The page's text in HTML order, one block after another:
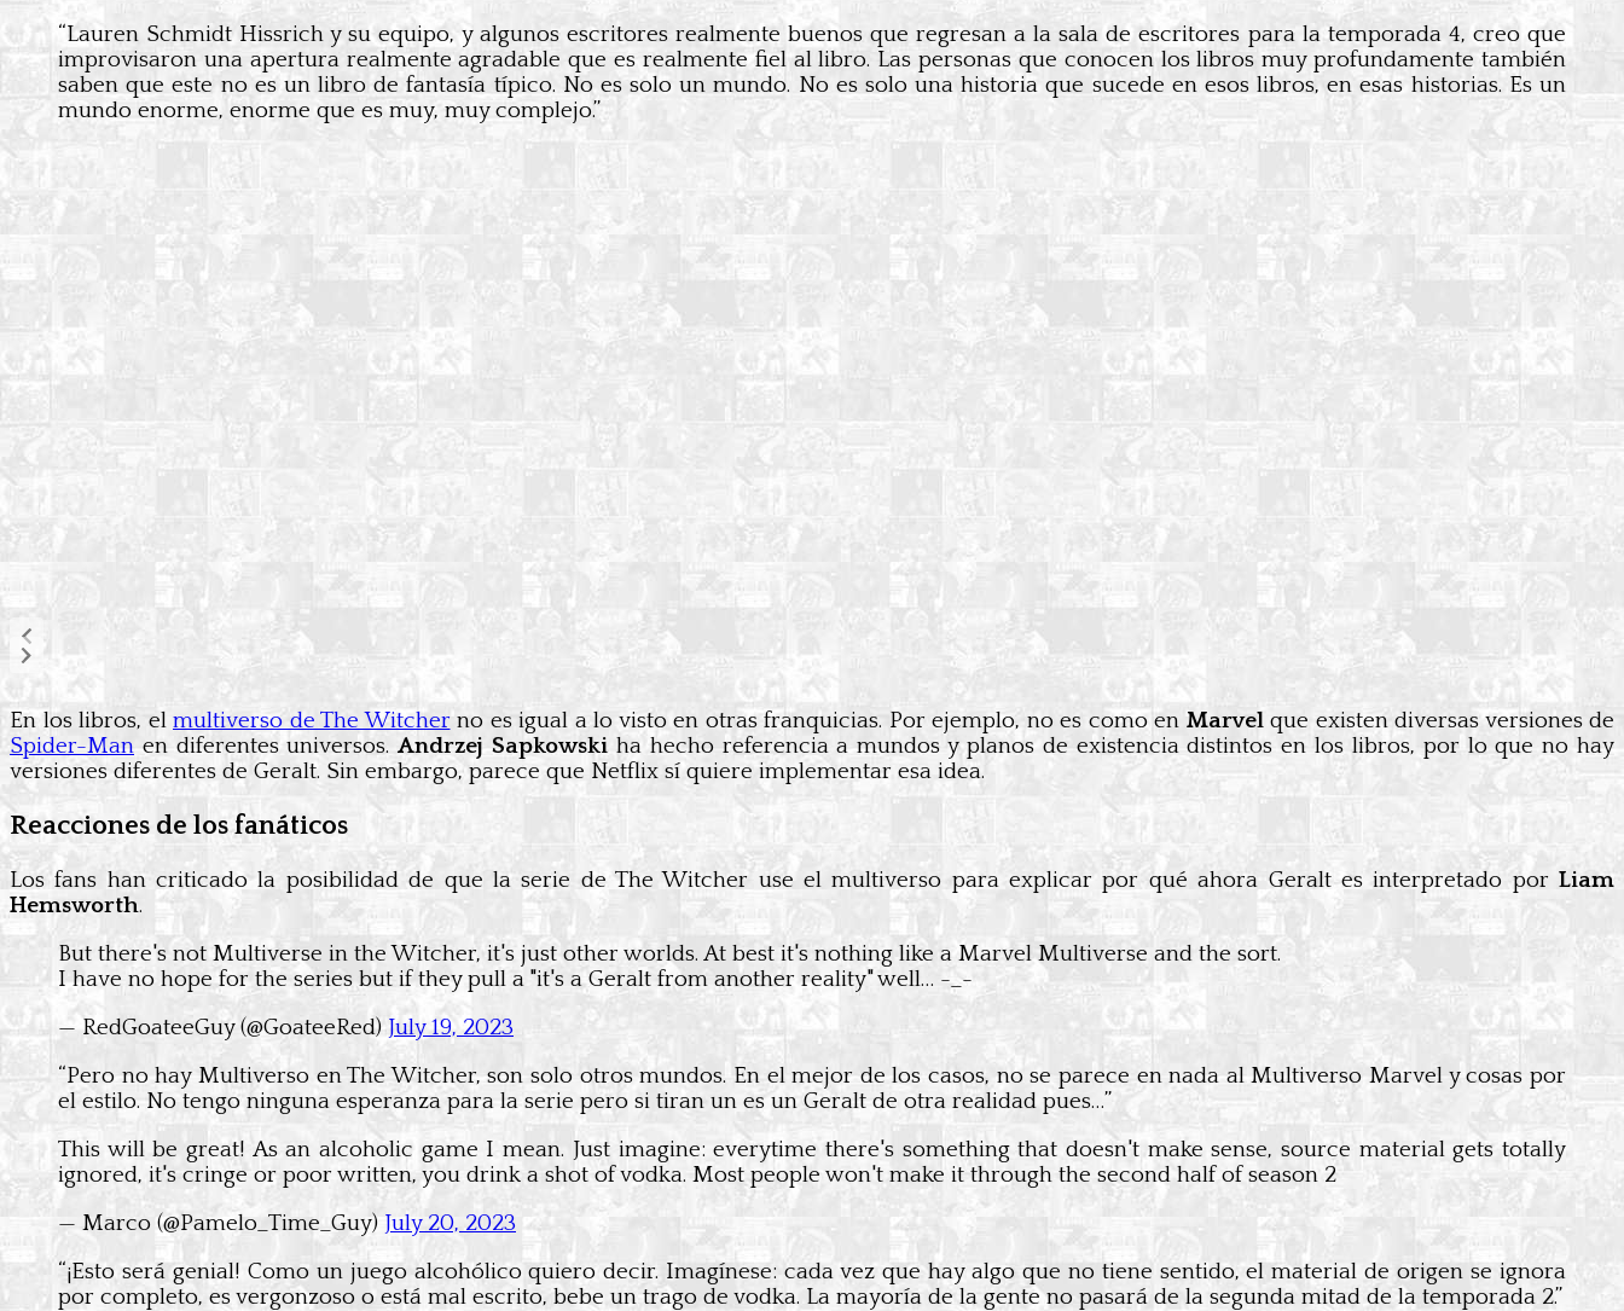
“Lauren Schmidt Hissrich y su equipo, y algunos escritores realmente buenos que regresan a la sala de escritores para la temporada 4, creo que
improvisaron una apertura realmente agradable que es realmente fiel al libro. Las personas que conocen los libros muy profundamente también
saben que este no es un libro de fantasía típico. No es solo un mundo. No es solo una historia que sucede en esos libros, en esas historias. Es un
mundo enorme, enorme que es muy, muy complejo.”
En los libros, el multiverso de The Witcherno es igual a lo visto en otras franquicias. Por ejemplo, no es como en Marvelque existen diversas versiones de
Spider-Manen diferentes universos.Andrzej Sapkowski ha hecho referencia a mundos y planos de existencia distintos en los libros, por lo que no hay
versiones diferentes de Geralt. Sin embargo, parece que Netflix sí quiere implementar esa idea.
Reacciones de los fanáticos
Los fans han criticado la posibilidad de que la serie de The Witcher use el multiverso para explicar por qué ahora Geralt es interpretado por Liam
Hemsworth.
But there's not Multiverse in the Witcher, it's just other worlds. At best it's nothing like a Marvel Multiverse and the sort.
I have no hope for the series but if they pull a "it's a Geralt from another reality" well… -_-
— RedGoateeGuy (@GoateeRed)July 19, 2023
“Pero no hay Multiverso en The Witcher, son solo otros mundos. En el mejor de los casos, no se parece en nada al Multiverso Marvel y cosas por
el estilo. No tengo ninguna esperanza para la serie pero si tiran un es un Geralt de otra realidad pues…”
This will be great! As an alcoholic game I mean. Just imagine: everytime there's something that doesn't make sense, source material gets totally
ignored, it's cringe or poor written, you drink a shot of vodka. Most people won't make it through the second half of season 2
— Marco (@Pamelo_Time_Guy) July 20, 2023
“¡Esto será genial! Como un juego alcohólico quiero decir. Imagínese: cada vez que hay algo que no tiene sentido, el material de origen se ignora
por completo, es vergonzoso o está mal escrito, bebe un trago de vodka. La mayoría de la gente no pasará de la segunda mitad de la temporada 2.”